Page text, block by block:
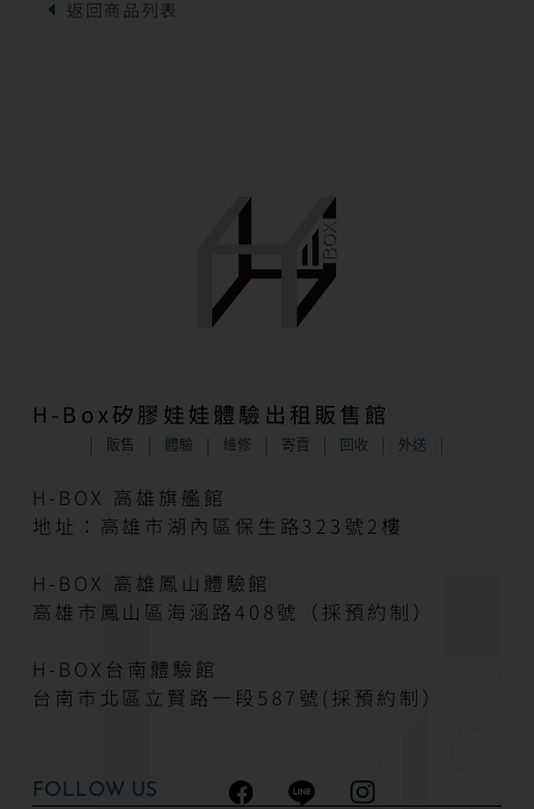
H-Box矽膠娃娃體驗出租販售館
販售 體驗 維修 寄賣 回收 外送
H-BOX 高雄旗艦館
地址：高雄市湖內區保生路323號2樓
H-BOX 高雄鳳山體驗館
高雄市鳳山區海涵路408號（採預約制）
H-BOX台南體驗館
台南市北區立賢路一段587號(採預約制）
FOLLOW US